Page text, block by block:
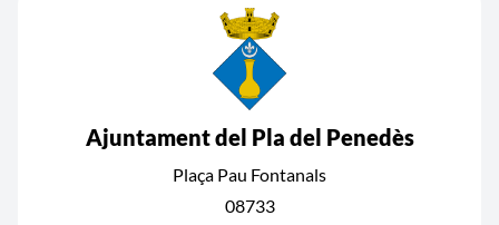
Ajuntament del Pla del Penedès
Plaça Pau Fontanals
08733